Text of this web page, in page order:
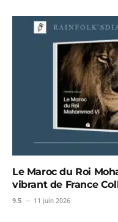
Le Maroc du Roi
vibrant de France
9.5 11 juin 2026